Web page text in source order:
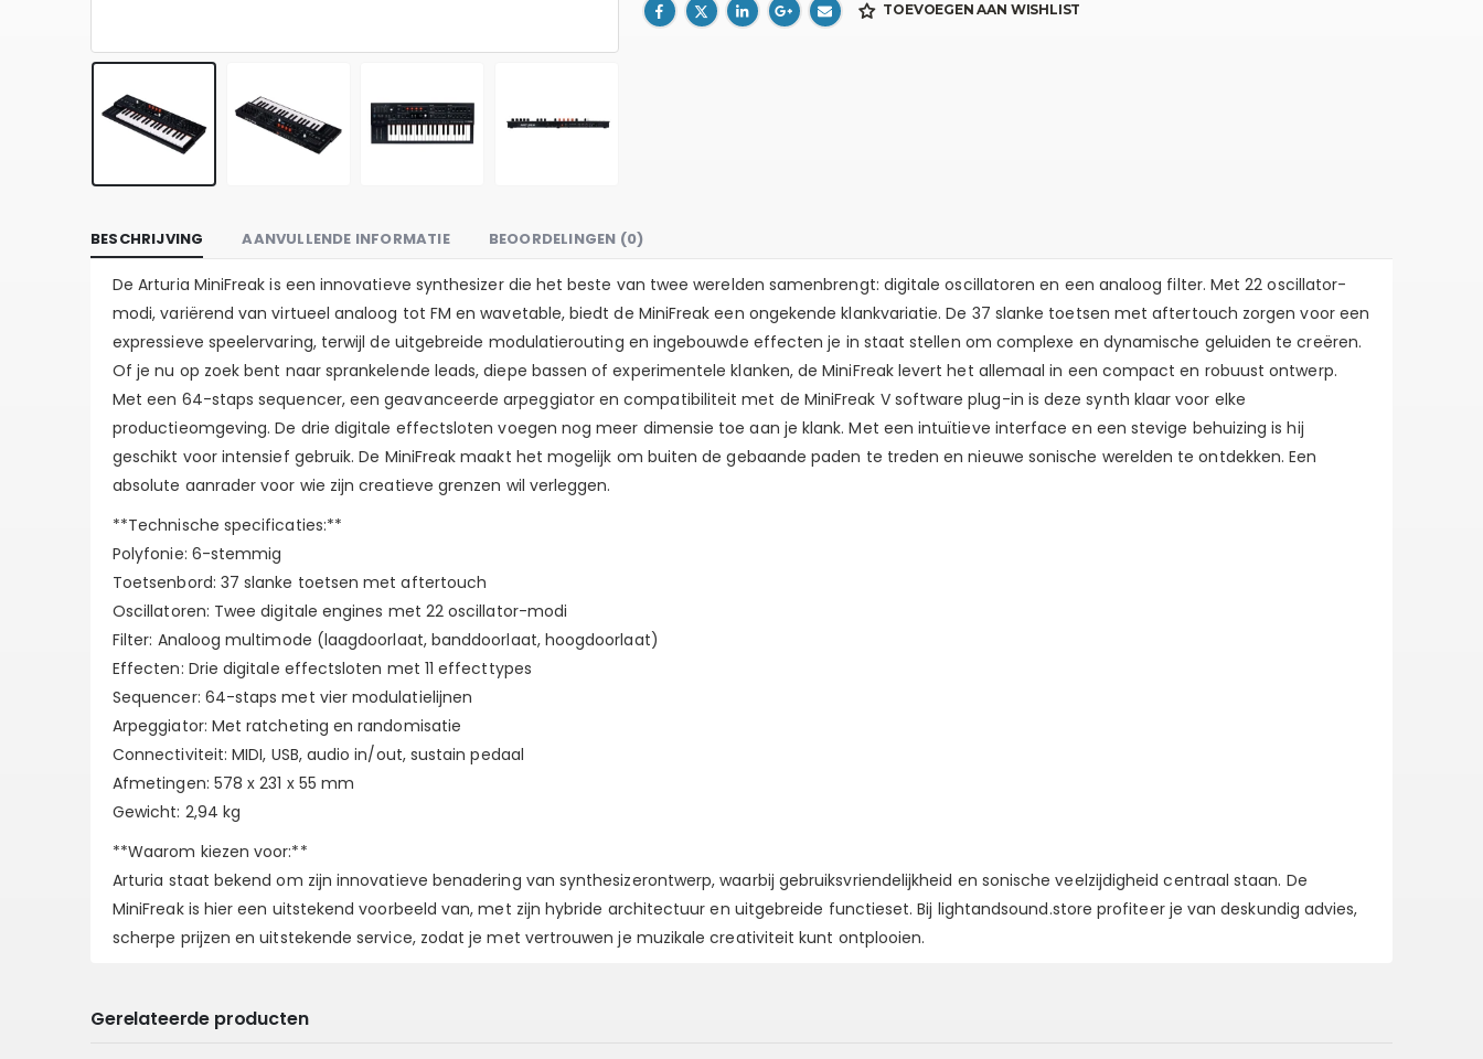
TOEVOEGEN AAN WISHLIST
BESCHRIJVING AANVULLENDE INFORMATIE BEOORDELINGEN (0)
De Arturia MiniFreak is een innovatieve synthesizer die het beste van twee werelden samenbrengt: digitale oscillatoren en een analoog filter. Met 22 oscillator-
modi, variërend van virtueel analoog tot FM en wavetable, biedt de MiniFreak een ongekende klankvariatie. De 37 slanke toetsen met aftertouch zorgen voor een
expressieve speelervaring, terwijl de uitgebreide modulatierouting en ingebouwde effecten je in staat stellen om complexe en dynamische geluiden te creëren.
Of je nu op zoek bent naar sprankelende leads, diepe bassen of experimentele klanken, de MiniFreak levert het allemaal in een compact en robuust ontwerp.
Met een 64-staps sequencer, een geavanceerde arpeggiator en compatibiliteit met de MiniFreak V software plug-in is deze synth klaar voor elke
productieomgeving. De drie digitale effectsloten voegen nog meer dimensie toe aan je klank. Met een intuïtieve interface en een stevige behuizing is hij
geschikt voor intensief gebruik. De MiniFreak maakt het mogelijk om buiten de gebaande paden te treden en nieuwe sonische werelden te ontdekken. Een
absolute aanrader voor wie zijn creatieve grenzen wil verleggen.
**Technische specificaties:**
Polyfonie: 6-stemmig
Toetsenbord: 37 slanke toetsen met aftertouch
Oscillatoren: Twee digitale engines met 22 oscillator-modi
Filter: Analoog multimode (laagdoorlaat, banddoorlaat, hoogdoorlaat)
Effecten: Drie digitale effectsloten met 11 effecttypes
Sequencer: 64-staps met vier modulatielijnen
Arpeggiator: Met ratcheting en randomisatie
Connectiviteit: MIDI, USB, audio in/out, sustain pedaal
Afmetingen: 578 x 231 x 55 mm
Gewicht: 2,94 kg
**Waarom kiezen voor:**
Arturia staat bekend om zijn innovatieve benadering van synthesizerontwerp, waarbij gebruiksvriendelijkheid en sonische veelzijdigheid centraal staan. De
MiniFreak is hier een uitstekend voorbeeld van, met zijn hybride architectuur en uitgebreide functieset. Bij lightandsound.store profiteer je van deskundig advies,
scherpe prijzen en uitstekende service, zodat je met vertrouwen je muzikale creativiteit kunt ontplooien.
Gerelateerde producten